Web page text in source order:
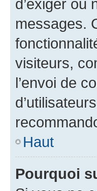
d’exiger ou
messages.
visiteurs,
l’envoi de
Haut
Pourquoi